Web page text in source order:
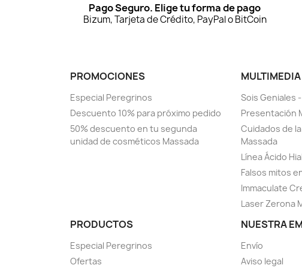
Pago Seguro. Elige tu forma de pago
Bizum, Tarjeta de Crédito, PayPal o BitCoin
PROMOCIONES
Especial Peregrinos
Descuento 10% para próximo pedido
50% descuento en tu segunda
unidad de cosméticos Massada
MULTIMEDIA
Sois Geniales
Presentación
Cuidados de
Massada
Línea Ácido
Falsos mitos
Immaculate
Laser Zerona
PRODUCTOS
Especial Peregrinos
Ofertas
NUESTRA
Envío
Aviso legal